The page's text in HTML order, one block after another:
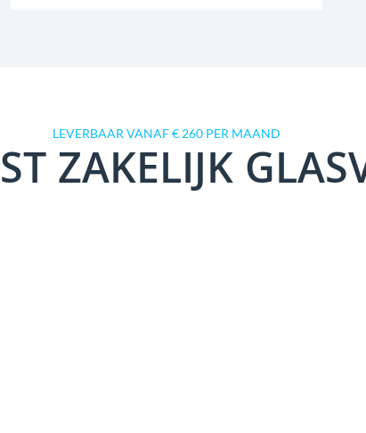
LEVERBAAR VANAF € 260 PER MAAND
ZAKELIJK